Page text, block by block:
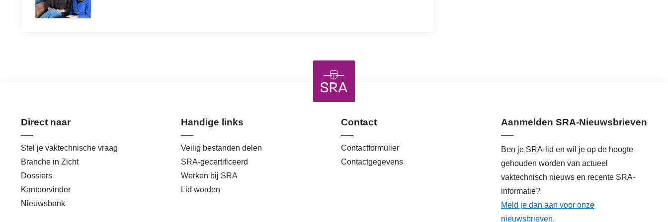
Direct naar
Stel je vaktechnische vraag
Branche in Zicht
Dossiers
Kantoorvinder
Nieuwsbank
Handige links
Veilig bestanden delen
SRA-gecertificeerd
Werken bij SRA
Lid worden
Contact
Contactformulier
Contactgegevens
Aanmelden SRA-Nieuwsbrieven
Ben je SRA-lid en wil je op de hoogte
gehouden worden van actueel
vaktechnisch nieuws en recente SRA-
informatie?
Meld je dan aan voor onze
nieuwsbrieven.